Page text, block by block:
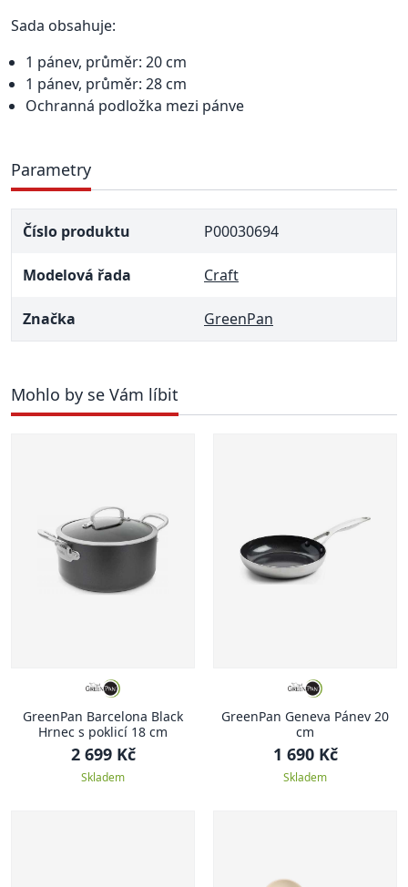
Sada obsahuje:
1 pánev, průměr: 20 cm
1 pánev, průměr: 28 cm
Ochranná podložka mezi pánve
Parametry
Číslo produktu P00030694
Modelová řada Craft
Značka GreenPan
Mohlo by se Vám líbit
GreenPan Barcelona Black
Hrnec s poklicí 18 cm
2 699 Kč
Skladem
GreenPan Geneva Pánev 20
cm
1 690 Kč
Skladem